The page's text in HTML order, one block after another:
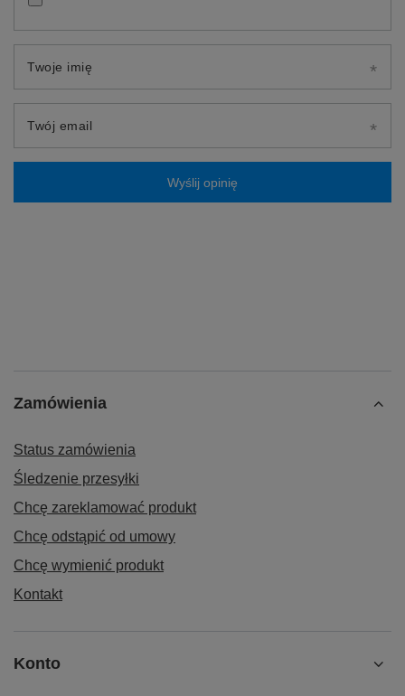
Twoje imię
Twój email
Wyślij opinię
Zamówienia
Status zamówienia
Śledzenie przesyłki
Chcę zareklamować produkt
Chcę odstąpić od umowy
Chcę wymienić produkt
Kontakt
Konto